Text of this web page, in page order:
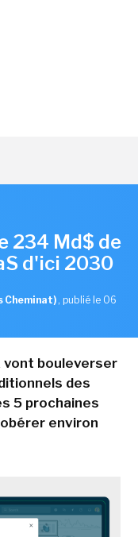
234 Md$ de
d'ici 2030
Cheminat) , publié le 06
vont bouleverser
des
5 prochaines
environ